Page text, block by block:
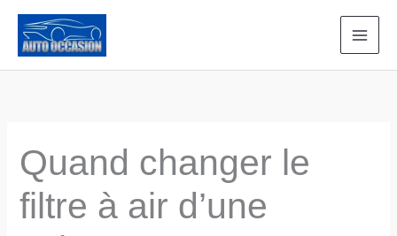
contenu
Quand changer le
filtre à air d’une